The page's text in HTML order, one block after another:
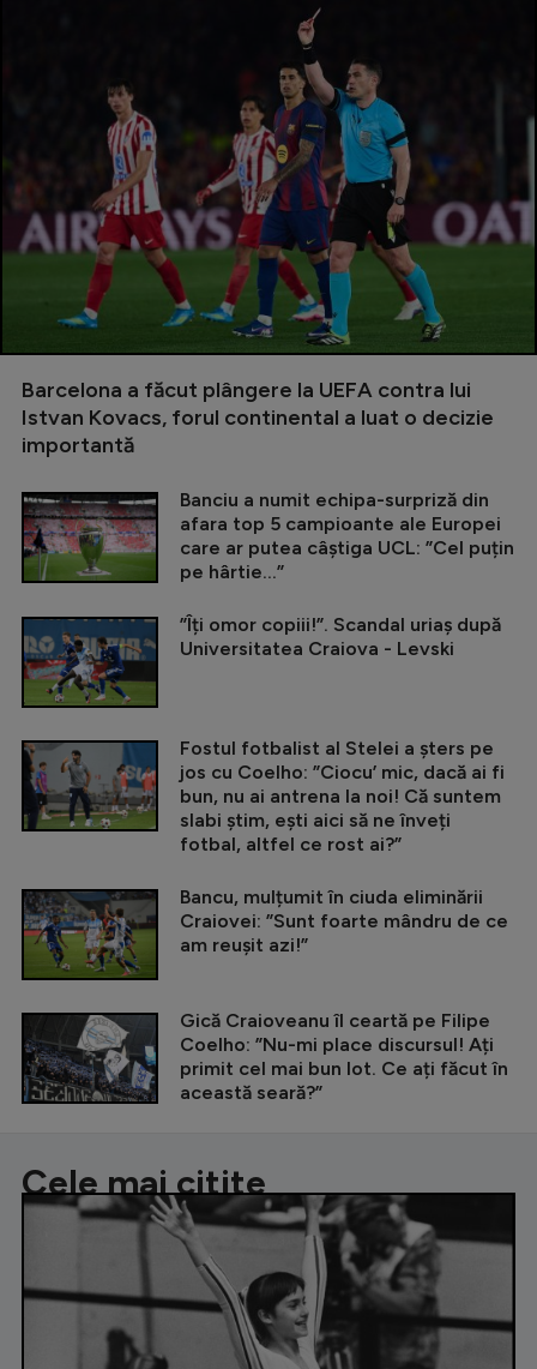
Barcelona a făcut plângere la UEFA contra lui
Istvan Kovacs, forul continental a luat o decizie
importantă
Banciu a numit echipa-surpriză din
afara top 5 campioante ale Europei
care ar putea câștiga UCL: ”Cel puțin
pe hârtie...”
”Îți omor copiii!”. Scandal uriaș după
Universitatea Craiova - Levski
Fostul fotbalist al Stelei a șters pe
jos cu Coelho: ”Ciocu’ mic, dacă ai fi
bun, nu ai antrena la noi! Că suntem
slabi știm, ești aici să ne înveți
fotbal, altfel ce rost ai?”
Bancu, mulțumit în ciuda eliminării
Craiovei: ”Sunt foarte mândru de ce
am reușit azi!”
Gică Craioveanu îl ceartă pe Filipe
Coelho: ”Nu-mi place discursul! Ați
primit cel mai bun lot. Ce ați făcut în
această seară?”
Cele mai citite